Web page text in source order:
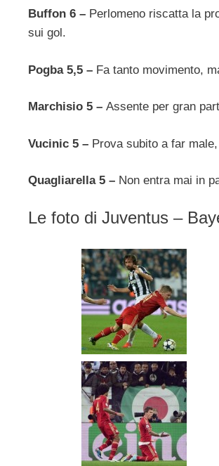
Buffon 6 – Perlomeno riscatta la
sui gol.
Pogba 5,5 – Fa tanto movimento,
Marchisio 5 – Assente per gran
Vucinic 5 – Prova subito a far
Quagliarella 5 – Non entra mai in
Le foto di Juventus –